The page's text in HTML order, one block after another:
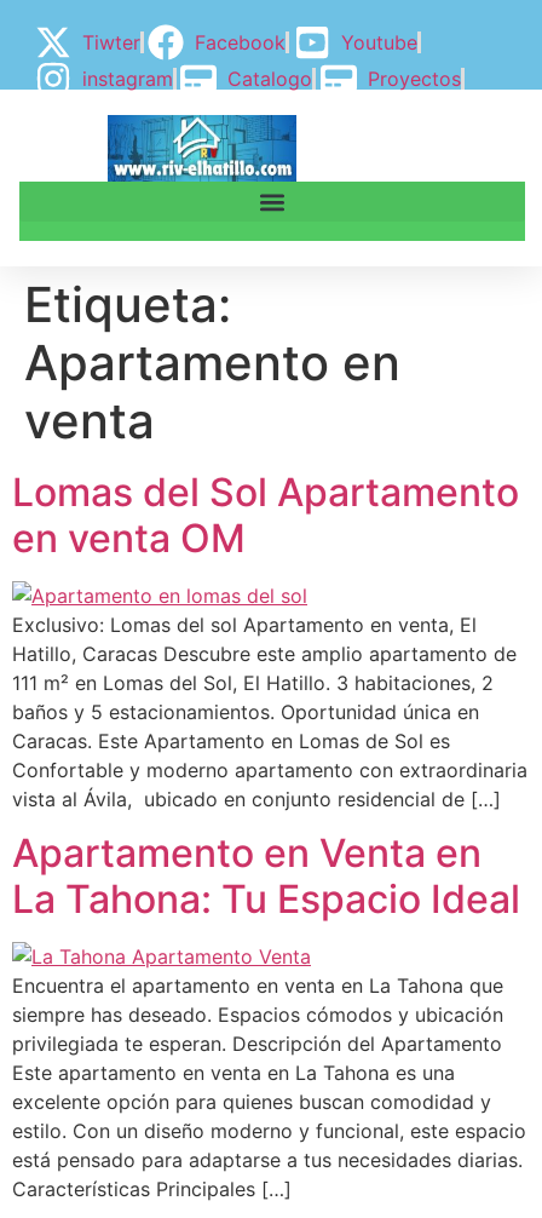
Tiwter Facebook
Youtube
instagram
Catalogo
Proyectos
BLOGGER
BLOG
Etiqueta:
Apartamento en
venta
Lomas del Sol Apartamento
en venta OM
Exclusivo: Lomas del sol Apartamento en venta, El
Hatillo, Caracas Descubre este amplio apartamento de
111 m² en Lomas del Sol, El Hatillo. 3 habitaciones, 2
baños y 5 estacionamientos. Oportunidad única en
Caracas. Este Apartamento en Lomas de Sol es
Confortable y moderno apartamento con extraordinaria
vista al Ávila, ubicado en conjunto residencial de […]
Apartamento en Venta en
La Tahona: Tu Espacio Ideal
Encuentra el apartamento en venta en La Tahona que
siempre has deseado. Espacios cómodos y ubicación
privilegiada te esperan. Descripción del Apartamento
Este apartamento en venta en La Tahona es una
excelente opción para quienes buscan comodidad y
estilo. Con un diseño moderno y funcional, este espacio
está pensado para adaptarse a tus necesidades diarias.
Características Principales […]